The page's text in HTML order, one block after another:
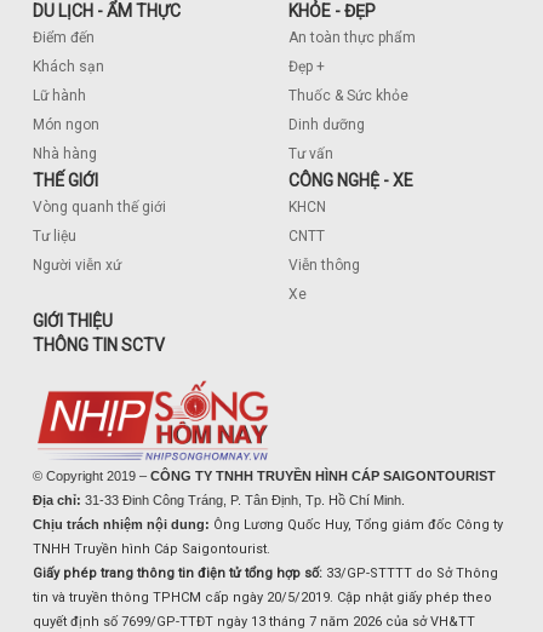
DU LỊCH - ẨM THỰC
Điểm đến
Khách sạn
Lữ hành
Món ngon
Nhà hàng
KHỎE - ĐẸP
An toàn thực phẩm
Đẹp +
Thuốc & Sức khỏe
Dinh dưỡng
Tư vấn
THẾ GIỚI
Vòng quanh thế giới
Tư liệu
Người viễn xứ
CÔNG NGHỆ - XE
KHCN
CNTT
Viễn thông
Xe
GIỚI THIỆU
THÔNG TIN SCTV
© Copyright 2019 – CÔNG TY TNHH TRUYỀN HÌNH CÁP SAIGONTOURIST
Địa chỉ: 31-33 Đinh Công Tráng, P. Tân Định, Tp. Hồ Chí Minh.
Chịu trách nhiệm nội dung: Ông Lương Quốc Huy, Tổng giám đốc Công ty
TNHH Truyền hình Cáp Saigontourist.
Giấy phép trang thông tin điện tử tổng hợp số: 33/GP-STTTT do Sở Thông
tin và truyền thông TPHCM cấp ngày 20/5/2019. Cập nhật giấy phép theo
quyết định số 7699/GP-TTĐT ngày 13 tháng 7 năm 2026 của sở VH&TT